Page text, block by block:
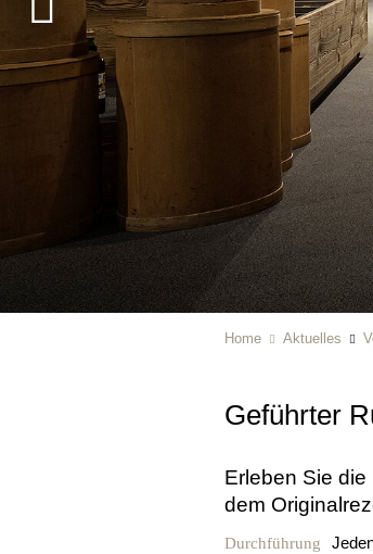
Home Aktuelles
Geführter
Erleben Sie
dem
Durchführung